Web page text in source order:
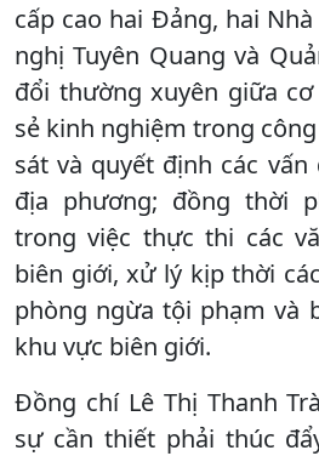
cấp cao hai Đảng, hai
nghị Tuyên Quang và
đổi thường xuyên giữa
sẻ kinh nghiệm trong
sát và quyết định các
địa phương; đồng thời
trong việc thực thi các
biên giới, xử lý kịp thời
phòng ngừa tội phạm và
khu vực biên giới.
Đồng chí Lê Thị Thanh
sự cần thiết phải thúc